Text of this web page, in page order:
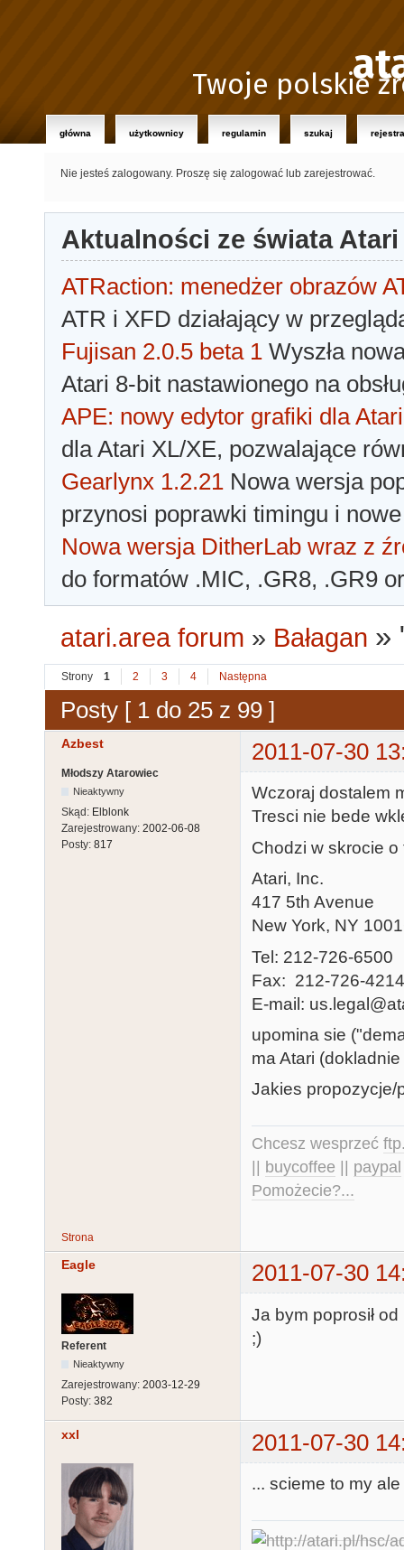
Twoje polskie
główna użytkownicy regulamin szukaj
Nie jesteś zalogowany. Proszę się zalogować lub zarejestrować.
Aktualności ze świata Atari
ATRaction: menedżer obrazów
ATR i XFD działający w
Fujisan 2.0.5 beta 1 Wyszła
Atari 8-bit nastawionego na
APE: nowy edytor grafiki dla Atari
dla Atari XL/XE, pozwalające
Gearlynx 1.2.21 Nowa wersja
przynosi poprawki timingu i
Nowa wersja DitherLab wraz z
do formatów .MIC, .GR8, .GR9
atari.area forum » Bałagan »
Strony 1 2 3 4 Następna
Posty [ 1 do 25 z 99 ]
Azbest 2011-07-30
Młodszy Atarowiec
Nieaktywny
Skąd: Elblonk
Zarejestrowany: 2002-06-08
Posty: 817
Wczoraj dostalem
Tresci nie bede
Chodzi w skrocie o
Atari, Inc.
417 5th Avenue
New York, NY
Tel: 212-726-6500
Fax: 212-726-4214
E-mail:
upomina sie
ma Atari
Jakies propozycje/
Chcesz wesprzeć
buycoffee paypal
Pomożecie?...
Strona
Eagle 2011-07-30
Referent
Nieaktywny
Zarejestrowany: 2003-12-29
Posty: 382
Ja bym poprosił
;)
xxl 2011-07-30
... scieme to my